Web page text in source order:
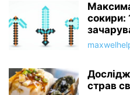
сокири:
страв